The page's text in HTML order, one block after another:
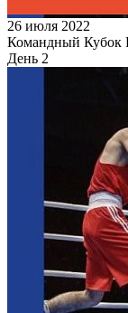
26 июля 2022
Командный Кубок
День 2